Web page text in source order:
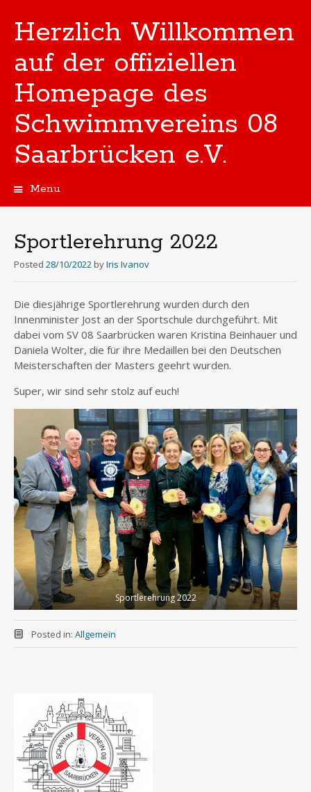
Herzlich Willkommen
auf der offiziellen
Homepage des
Schwimmvereins 08
Saarbrücken e.V.
Menu
Sportlerehrung 2022
Posted 28/10/2022 byIris Ivanov
Die diesjährige Sportlerehrung wurden durch den
Innenminister Jost an der Sportschule durchgeführt. Mit
dabei vom SV 08 Saarbrücken waren Kristina Beinhauer und
Daniela Wolter, die für ihre Medaillen bei den Deutschen
Meisterschaften der Masters geehrt wurden.
Super, wir sind sehr stolz auf euch!
Sportlerehrung 2022
Posted in: Allgemein